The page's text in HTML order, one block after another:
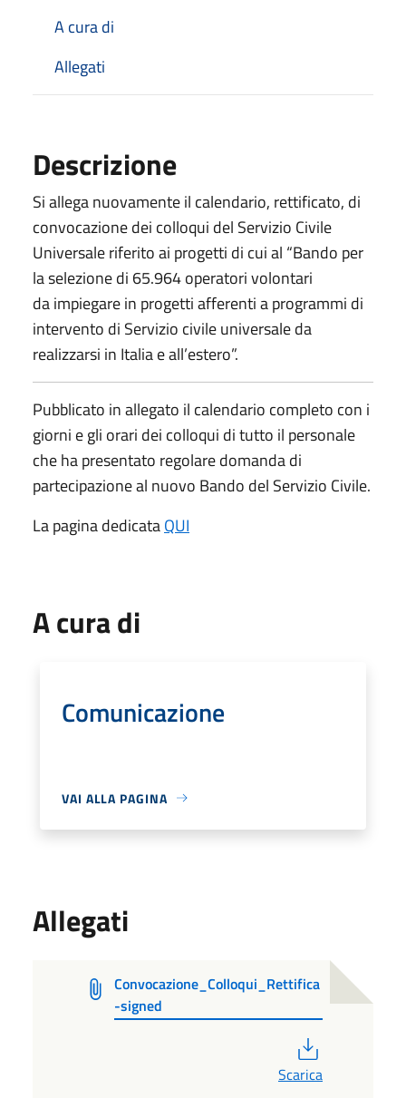
A cura di
Allegati
Descrizione
Si allega nuovamente il calendario, rettificato, di
convocazione dei colloqui del Servizio Civile
Universale riferito ai progetti di cui al “Bando per
la selezione di 65.964 operatori volontari
da impiegare in progetti afferenti a programmi di
intervento di Servizio civile universale da
realizzarsi in Italia e all’estero”.
Pubblicato in allegato il calendario completo con i
giorni e gli orari dei colloqui di tutto il personale
che ha presentato regolare domanda di
partecipazione al nuovo Bando del Servizio Civile.
La pagina dedicataQUI
A cura di
Comunicazione
VAI ALLA PAGINA
Allegati
Convocazione_Colloqui_Rettifica
-signed
Scarica